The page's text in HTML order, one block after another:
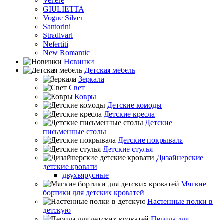
GIULIETTA
Vogue Silver
Santorini
Stradivari
Nefertiti
New Romantic
Новинки
Детская мебель
Зеркала
Свет
Ковры
Детские комоды
Детские кресла
Детские
письменные столы
Детские покрывала
Детские стулья
Дизайнерские
детские кровати
двухъярусные
Мягкие
бортики для детских кроватей
Настенные полки в
детскую